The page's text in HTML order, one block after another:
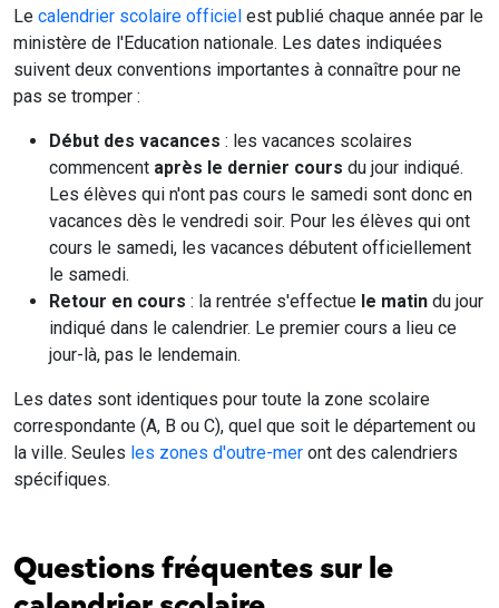
Le calendrier scolaire officiel est publié chaque année par le
ministère de l'Education nationale. Les dates indiquées
suivent deux conventions importantes à connaître pour ne
pas se tromper :
Début des vacances : les vacances scolaires
commencent après le dernier cours du jour indiqué.
Les élèves qui n'ont pas cours le samedi sont donc en
vacances dès le vendredi soir. Pour les élèves qui ont
cours le samedi, les vacances débutent officiellement
le samedi.
Retour en cours : la rentrée s'effectue le matin du jour
indiqué dans le calendrier. Le premier cours a lieu ce
jour-là, pas le lendemain.
Les dates sont identiques pour toute la zone scolaire
correspondante (A, B ou C), quel que soit le département ou
la ville. Seules les zones d'outre-mer ont des calendriers
spécifiques.
Questions fréquentes sur le